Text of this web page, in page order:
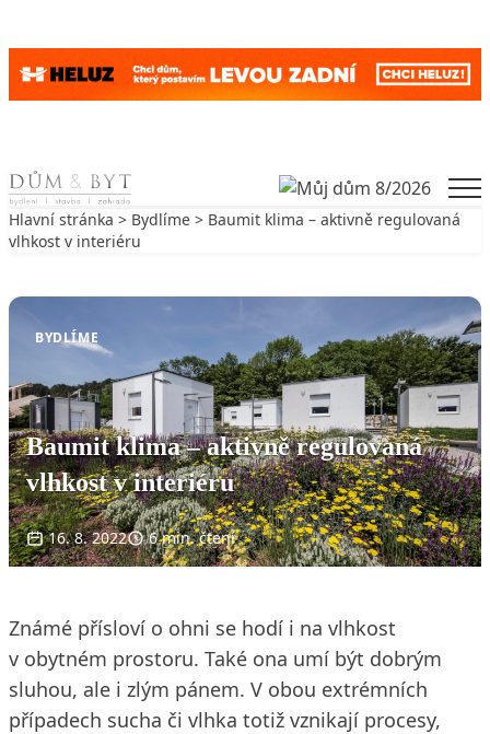
Skip to content
Hlavní stránka > Bydlíme > Baumit klima – aktivně regulovaná
vlhkost v interiéru
BYDLÍME
Baumit klima – aktivně regulovaná
vlhkost v interiéru
16. 8. 2022 6 min. čtení
Známé přísloví o ohni se hodí i na vlhkost
v obytném prostoru. Také ona umí být dobrým
sluhou, ale i zlým pánem. V obou extrémních
případech sucha či vlhka totiž vznikají procesy,